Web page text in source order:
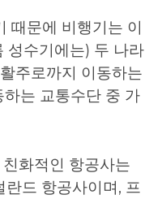
때문에 비행기는 이
성수기에는) 두 나라
주로까지 이동하는
는 교통수단 중 가
화적인 항공사는
드 항공사이며, 프